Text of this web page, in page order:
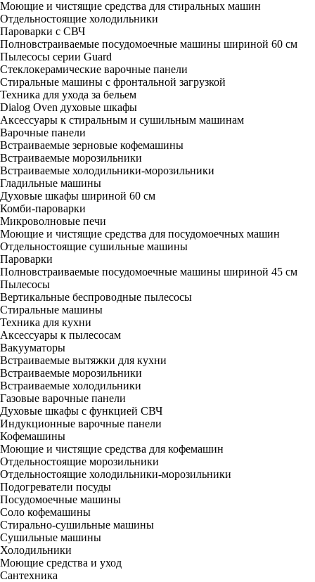
Моющие и чистящие средства для стиральных машин
Отдельностоящие холодильники
Пароварки с СВЧ
Полновстраиваемые посудомоечные машины шириной 60 см
Пылесосы серии Guard
Стеклокерамические варочные панели
Стиральные машины с фронтальной загрузкой
Техника для ухода за бельем
Dialog Oven духовые шкафы
Аксессуары к стиральным и сушильным машинам
Варочные панели
Встраиваемые зерновые кофемашины
Встраиваемые морозильники
Встраиваемые холодильники-морозильники
Гладильные машины
Духовые шкафы шириной 60 см
Комби-пароварки
Микроволновые печи
Моющие и чистящие средства для посудомоечных машин
Отдельностоящие сушильные машины
Пароварки
Полновстраиваемые посудомоечные машины шириной 45 см
Пылесосы
Вертикальные беспроводные пылесосы
Стиральные машины
Техника для кухни
Аксессуары к пылесосам
Вакууматоры
Встраиваемые вытяжки для кухни
Встраиваемые морозильники
Встраиваемые холодильники
Газовые варочные панели
Духовые шкафы с функцией СВЧ
Индукционные варочные панели
Кофемашины
Моющие и чистящие средства для кофемашин
Отдельностоящие морозильники
Отдельностоящие холодильники-морозильники
Подогреватели посуды
Посудомоечные машины
Соло кофемашины
Стирально-сушильные машины
Сушильные машины
Холодильники
Моющие средства и уход
Сантехника